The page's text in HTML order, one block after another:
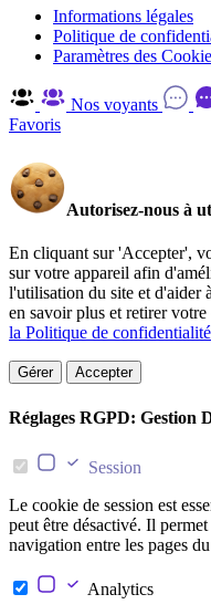
Informations légales
Politique de
Paramètres des
Nos voyants
Favoris
Autorisez-nous à
En cliquant sur 'Accepter',
sur votre appareil afin
l'utilisation du site et d'aider
en savoir plus et retirer
la Politique de confidentialité
Gérer Accepter
Réglages RGPD: Gestion
Session
Le cookie de session est
peut être désactivé. Il
navigation entre les pages
Analytics